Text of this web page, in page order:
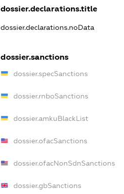
dossier.declarations.title
dossier.declarations.noData
dossier.sanctions
dossier.specSanctions
dossier.rnboSanctions
dossier.amkuBlackList
dossier.ofacSanctions
dossier.ofacNonSdnSanctions
dossier.gbSanctions